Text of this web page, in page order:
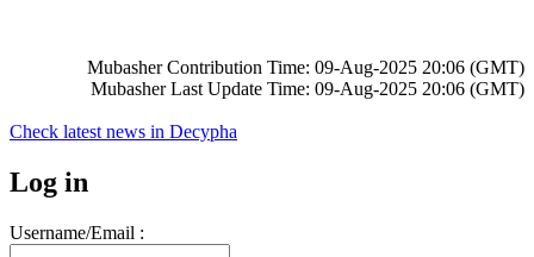
Mubasher Contribution Time: 09-Aug-2025 20:06 (GMT)
Mubasher Last Update Time: 09-Aug-2025 20:06 (GMT)
Check latest news in Decypha
Log in
Username/Email :